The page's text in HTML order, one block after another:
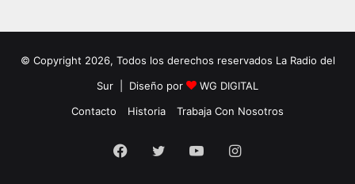
© Copyright 2026, Todos los derechos reservados La Radio del
Sur | Diseño por
WG DIGITAL
Contacto
Historia Trabaja Con Nosotros
Facebook
TwitterYouTubeInstagram